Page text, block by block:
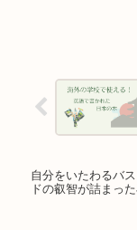
自分をいたわるバ
ドの叡智が詰まった